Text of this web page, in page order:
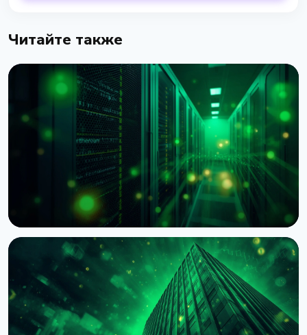
Читайте также
НОВОСТЬ
BNY Mellon запускает стейкинг для
институциональных клиентов вместе с Galaxy
4 августа 2026 г. 4 мин чтения